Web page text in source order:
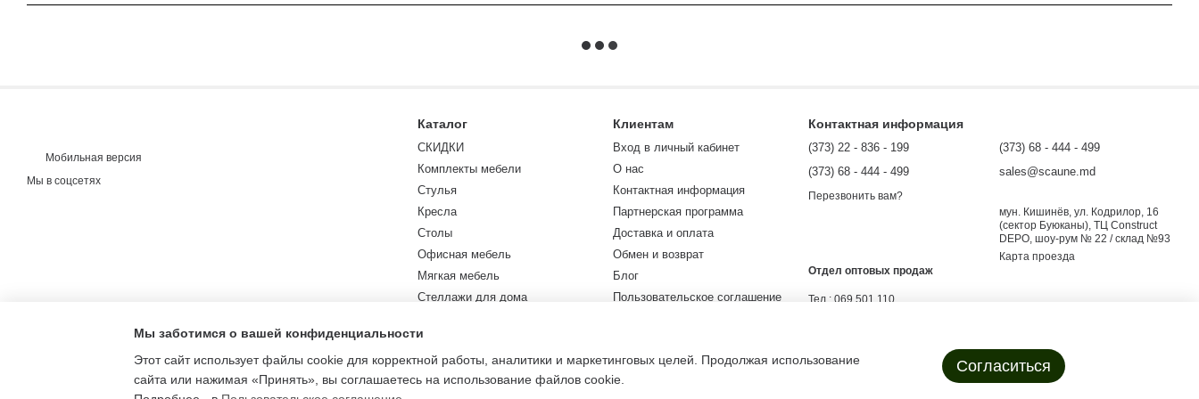
Мобильная версия
Мы в соцсетях
Каталог
СКИДКИ
Комплекты мебели
Стулья
Кресла
Столы
Офисная мебель
Мягкая мебель
Стеллажи для дома
Садовая мебель
Разное
Клиентам
Вход в личный кабинет
О нас
Контактная информация
Партнерская программа
Доставка и оплата
Обмен и возврат
Блог
Пользовательское соглашение
Контактная информация
(373) 22 - 836 - 199
(373) 68 - 444 - 499
Перезвонить вам?
(373) 68 - 444 - 499
sales@scaune.md
мун. Кишинёв, ул. Кодрилор, 16
(сектор Буюканы), ТЦ Construct
DEPO, шоу-рум № 22 / склад №93
Карта проезда
Отдел оптовых продаж
Тел.: 069 501 110
evgenii.shargorodsky@scaune.md
Мы заботимся о вашей конфиденциальности
Этот сайт использует файлы cookie для корректной работы, аналитики и маркетинговых целей. Продолжая использование
сайта или нажимая «Принять», вы соглашаетесь на использование файлов cookie.
Согласиться